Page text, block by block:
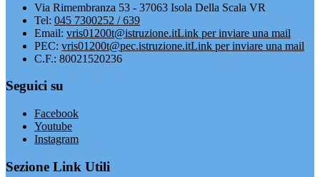
Via Rimembranza 53 - 37063 Isola Della Scala VR
Tel: 045 7300252 / 639
Email: vris01200t@istruzione.itLink per inviare una mail
PEC: vris01200t@pec.istruzione.itLink per inviare una mail
C.F.: 80021520236
Seguici su
Facebook
Youtube
Instagram
Sezione Link Utili